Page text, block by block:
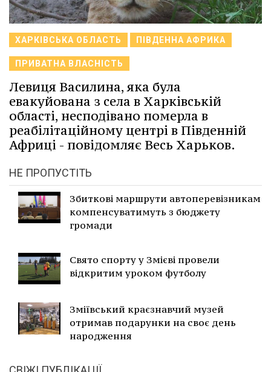
ХАРКІВСЬКА ОБЛАСТЬ ПІВДЕННА АФРИКА
ПРИВАТНА ВЛАСНІСТЬ
Левиця Василина, яка була
евакуйована з села в Харківській
області, несподівано померла в
реабілітаційному центрі в Південній
Африці - повідомляє Весь Харьков.
НЕ ПРОПУСТІТЬ
Збиткові маршрути автоперевізникам
компенсуватимуть з бюджету
громади
Свято спорту у Змієві провели
відкритим уроком футболу
Зміївський краєзнавчий музей
отримав подарунки на своє день
народження